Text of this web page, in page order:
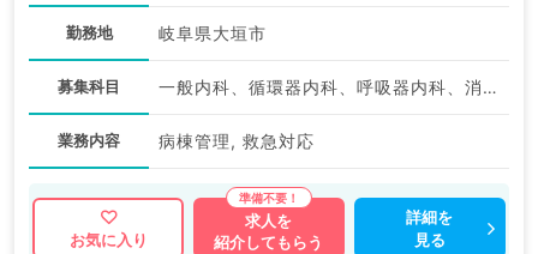
勤務地 岐阜県大垣市
募集科目 一般内科、循環器内科、呼吸器内科、消化器内科、腎臓内科
業務内容 病棟管理, 救急対応
お気に入り
求人を
紹介してもらう
詳細を
見る